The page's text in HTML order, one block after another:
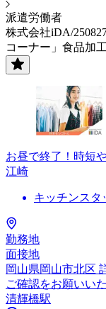
派遣労働者
株式会社iDA/
コーナー」食品加
お昼で終了！時短
江崎
キッチンスタ
勤務地
面接地
岡山県岡山市北区
ご確認をお願いい
清輝橋駅